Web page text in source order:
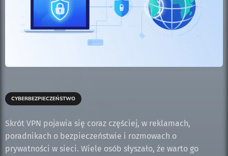
CYBERBEZPIECZEŃSTWO
Skrót VPN pojawia się coraz częściej, w reklamach,
poradnikach o bezpieczeństwie i rozmowach o
prywatności w sieci. Wiele osób słyszało, że warto go